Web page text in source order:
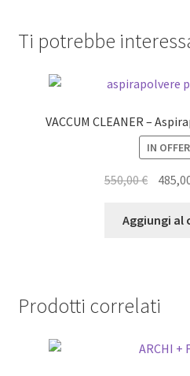
Ti potrebbe
VACCUM CLEANER –
IN
550,00€
Aggiungi al
Prodotti correlati